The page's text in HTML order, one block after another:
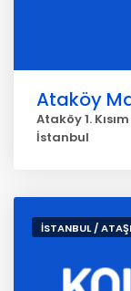
Ataköy
Ataköy 1.
İstanbul
İSTANBUL /